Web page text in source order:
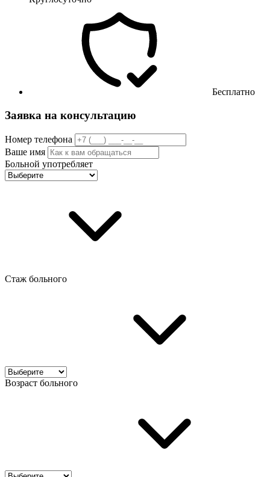
Бесплатно
Заявка на консультацию
Номер телефона
Ваше имя
Больной употребляет
Стаж больного
Возраст больного